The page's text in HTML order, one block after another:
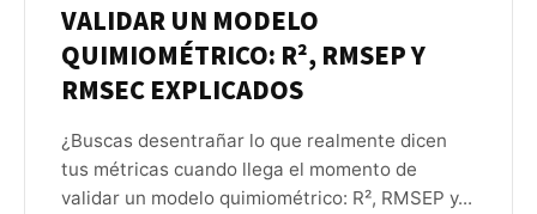
VALIDAR UN MODELO
QUIMIOMÉTRICO: R², RMSEP Y
RMSEC EXPLICADOS
¿Buscas desentrañar lo que realmente dicen
tus métricas cuando llega el momento de
validar un modelo quimiométrico: R², RMSEP y...